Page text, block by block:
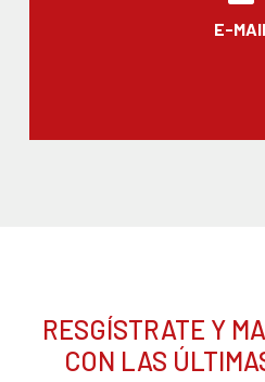
E-
RESGÍSTRATE Y
CON LAS